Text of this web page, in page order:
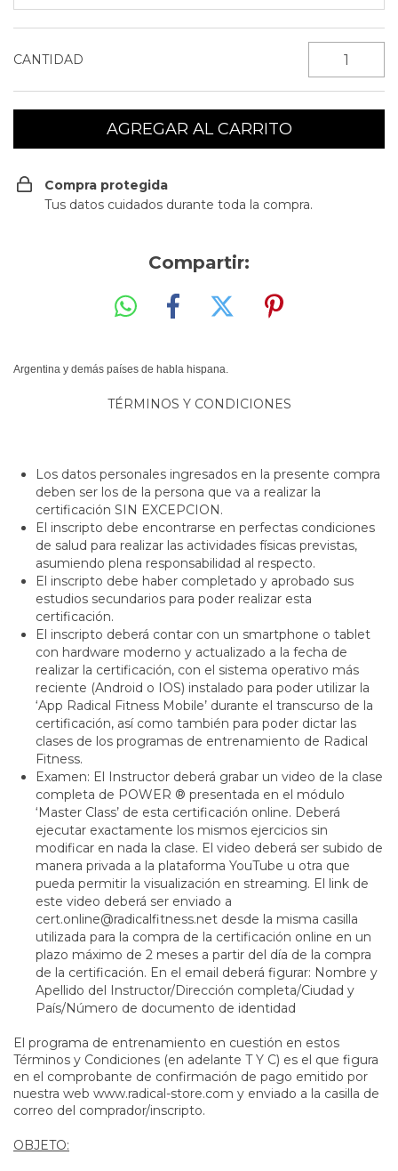
CANTIDAD
Compra protegida
Tus datos cuidados durante toda la compra.
Compartir:
Argentina y demás países de habla hispana.
TÉRMINOS Y CONDICIONES
Los datos personales ingresados en la presente compra
deben ser los de la persona que va a realizar la
certificación SIN EXCEPCION.
El inscripto debe encontrarse en perfectas condiciones
de salud para realizar las actividades físicas previstas,
asumiendo plena responsabilidad al respecto.
El inscripto debe haber completado y aprobado sus
estudios secundarios para poder realizar esta
certificación.
El inscripto deberá contar con un smartphone o tablet
con hardware moderno y actualizado a la fecha de
realizar la certificación, con el sistema operativo más
reciente (Android o IOS) instalado para poder utilizar la
‘App Radical Fitness Mobile’ durante el transcurso de la
certificación, así como también para poder dictar las
clases de los programas de entrenamiento de Radical
Fitness.
Examen: El Instructor deberá grabar un video de la clase
completa de POWER ®️ presentada en el módulo
‘Master Class’ de esta certificación online. Deberá
ejecutar exactamente los mismos ejercicios sin
modificar en nada la clase. El video deberá ser subido de
manera privada a la plataforma YouTube u otra que
pueda permitir la visualización en streaming. El link de
este video deberá ser enviado a
cert.online@radicalfitness.net desde la misma casilla
utilizada para la compra de la certificación online en un
plazo máximo de 2 meses a partir del día de la compra
de la certificación. En el email deberá figurar: Nombre y
Apellido del Instructor/Dirección completa/Ciudad y
País/Número de documento de identidad
El programa de entrenamiento en cuestión en estos
Términos y Condiciones (en adelante T Y C) es el que figura
en el comprobante de confirmación de pago emitido por
nuestra web www.radical-store.com y enviado a la casilla de
correo del comprador/inscripto.
OBJETO: